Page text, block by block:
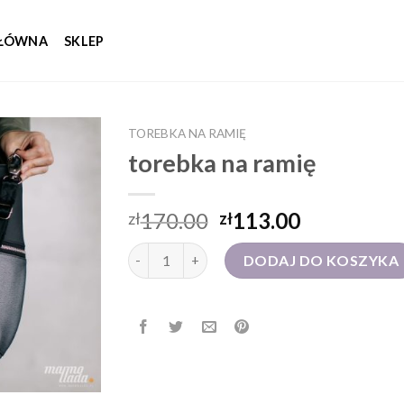
SKLEP
TOREBKA NA RAMIĘ
torebka na ramię
zł170.00 zł113.00
ilość torebka na ramięDODAJ DO KOSZYKA